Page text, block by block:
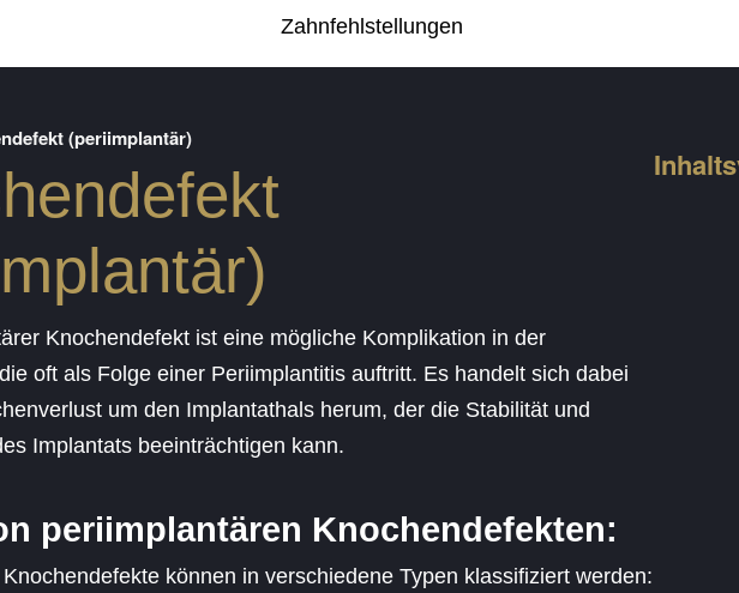
Zahnfehlstellungen
(periimplantär)
Knochendefekt ist eine mögliche Komplikation in der
oft als Folge einer Periimplantitis auftritt. Es handelt sich dabei
um den Implantathals herum, der die Stabilität und
Implantats beeinträchtigen kann.
periimplantären Knochendefekten:
können in verschiedene Typen klassifiziert werden: